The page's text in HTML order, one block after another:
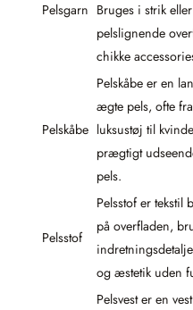
Pelsgarn Bruges i strik
pelslignende
chikke
Pelskåbe
Pelskåbe er en
ægte pels, ofte
luksustøj til
prægtigt
pels.
Pelsstof
Pelsstof er tekstil
på overfladen,
og æstetik uden
Pelsvest er en